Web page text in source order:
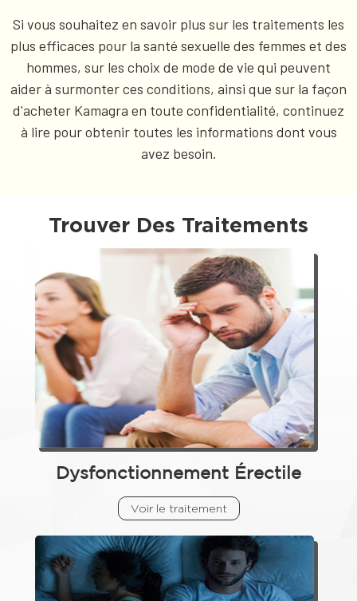
Si vous souhaitez en savoir plus sur les traitements les
plus efficaces pour la santé sexuelle des femmes et des
hommes, sur les choix de mode de vie qui peuvent
aider à surmonter ces conditions, ainsi que sur la façon
d'acheter Kamagra en toute confidentialité, continuez
à lire pour obtenir toutes les informations dont vous
avez besoin.
Trouver Des Traitements
Dysfonctionnement Érectile
Voir le traitement